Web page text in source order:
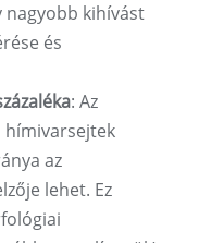
nagyobb kihívást
és
: Az
hímivarsejtek
az
lehet. Ez